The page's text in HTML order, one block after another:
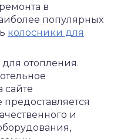
в
популярных
колосники для
отопления.
сайте
предоставляется
и